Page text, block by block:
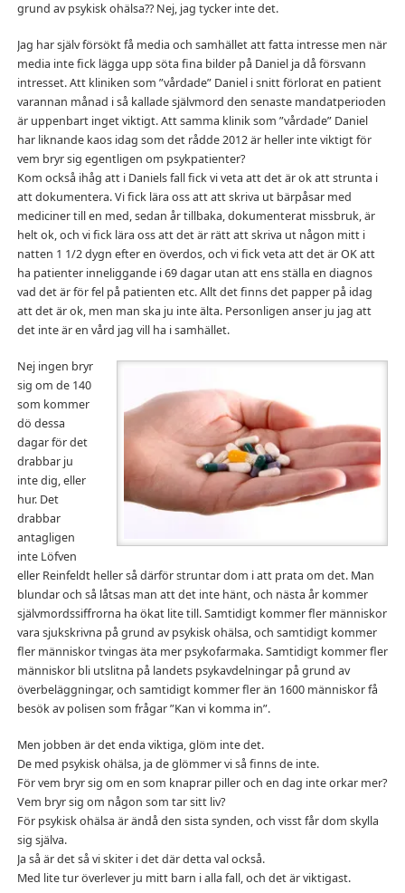
grund av psykisk ohälsa?? Nej, jag tycker inte det.
Jag har själv försökt få media och samhället att fatta intresse men när
media inte fick lägga upp söta fina bilder på Daniel ja då försvann
intresset. Att kliniken som ”vårdade” Daniel i snitt förlorat en patient
varannan månad i så kallade självmord den senaste mandatperioden
är uppenbart inget viktigt. Att samma klinik som ”vårdade” Daniel
har liknande kaos idag som det rådde 2012 är heller inte viktigt för
vem bryr sig egentligen om psykpatienter?
Kom också ihåg att i Daniels fall fick vi veta att det är ok att strunta i
att dokumentera. Vi fick lära oss att att skriva ut bärpåsar med
mediciner till en med, sedan år tillbaka, dokumenterat missbruk, är
helt ok, och vi fick lära oss att det är rätt att skriva ut någon mitt i
natten 1 1/2 dygn efter en överdos, och vi fick veta att det är OK att
ha patienter inneliggande i 69 dagar utan att ens ställa en diagnos
vad det är för fel på patienten etc. Allt det finns det papper på idag
att det är ok, men man ska ju inte älta. Personligen anser ju jag att
det inte är en vård jag vill ha i samhället.
Nej ingen bryr
sig om de 140
som kommer
dö dessa
dagar för det
drabbar ju
inte dig, eller
hur. Det
drabbar
antagligen
inte Löfven
eller Reinfeldt heller så därför struntar dom i att prata om det. Man
blundar och så låtsas man att det inte hänt, och nästa år kommer
självmordssiffrorna ha ökat lite till. Samtidigt kommer fler människor
vara sjukskrivna på grund av psykisk ohälsa, och samtidigt kommer
fler människor tvingas äta mer psykofarmaka. Samtidigt kommer fler
människor bli utslitna på landets psykavdelningar på grund av
överbeläggningar, och samtidigt kommer fler än 1600 människor få
besök av polisen som frågar ”Kan vi komma in”.
Men jobben är det enda viktiga, glöm inte det.
De med psykisk ohälsa, ja de glömmer vi så finns de inte.
För vem bryr sig om en som knaprar piller och en dag inte orkar mer?
Vem bryr sig om någon som tar sitt liv?
För psykisk ohälsa är ändå den sista synden, och visst får dom skylla
sig själva.
Ja så är det så vi skiter i det där detta val också.
Med lite tur överlever ju mitt barn i alla fall, och det är viktigast.